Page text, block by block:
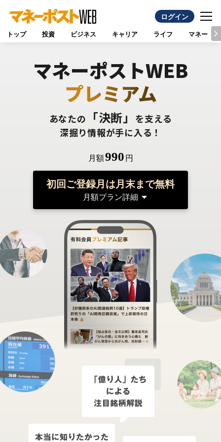
ログイン
トップ 投資 ビジネス キャリア ライフ マネー
マネーポストWEB
プレミアム
あなたの 「決断」
を支える
深掘り情報が手に入る！
月額990 円
初回ご登録月は月末まで無料
月額プラン詳細